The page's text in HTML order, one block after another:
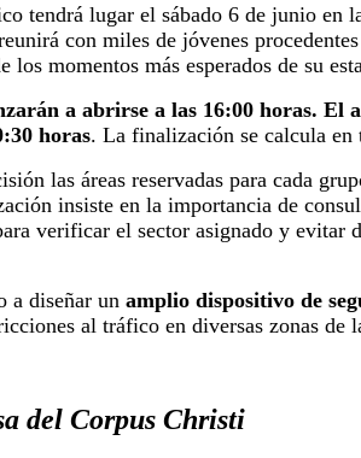
tendrá lugar el sábado 6 de junio en
con miles de jóvenes procedentes
momentos más esperados de su
a abrirse a las 16:00 horas. El
horas. La finalización se calcula en
las áreas reservadas para cada
insiste en la importancia de
verificar el sector asignado y evitar
a diseñar un amplio dispositivo de
al tráfico en diversas zonas de
del Corpus Christi